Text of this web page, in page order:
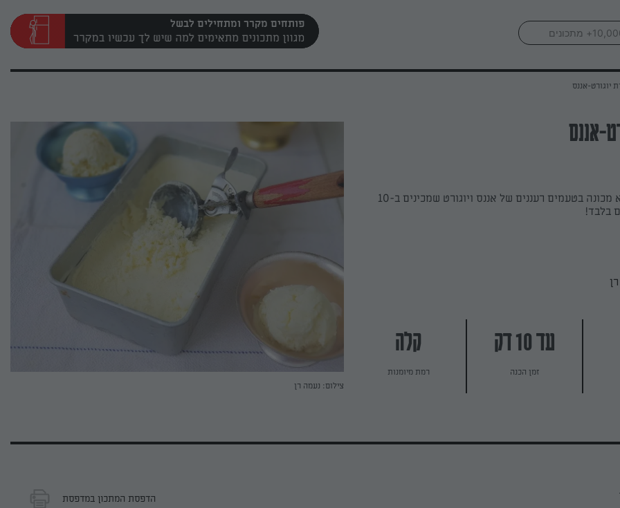
פותחים מקרר ומתחילים לבשל
יוגורט-אננס
אננס
גלידה ביתית ללא מכונה בטעמים רעננים של אננס ויוגורט שמכינים ב-10
עד 10 דק
זמן הכנה
קלה
רמת מיומנות
צילום: נעמה רן
הדפסת המתכון במדפסת